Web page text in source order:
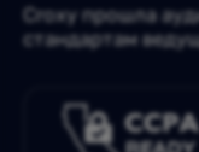
Croxy прошла
стандартам